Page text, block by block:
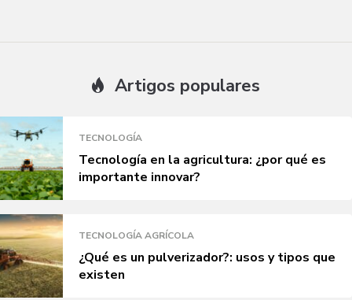
Artigos populares
TECNOLOGÍA
Tecnología en la agricultura: ¿por qué es
importante innovar?
TECNOLOGÍA AGRÍCOLA
¿Qué es un pulverizador?: usos y tipos que
existen